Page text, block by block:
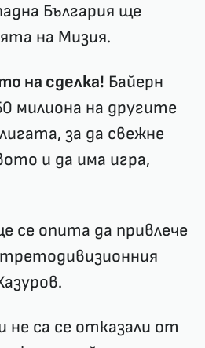
България ще
на Мизия.
на сделка! Байерн
милиона на другите
за да свежне
и да има игра,
се опита да привлече
не са се отказали от